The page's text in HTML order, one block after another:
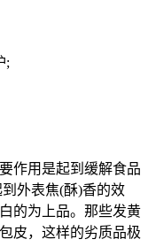
;
用是起到缓解食品
外表焦(酥)香的效
的为上品。那些发黄
皮，这样的劣质品极